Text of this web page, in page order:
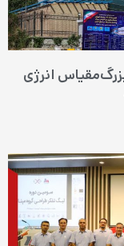
انرژی